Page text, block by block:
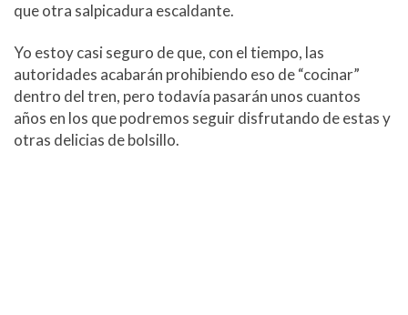
que otra salpicadura escaldante.
Yo estoy casi seguro de que, con el tiempo, las
autoridades acabarán prohibiendo eso de “cocinar”
dentro del tren, pero todavía pasarán unos cuantos
años en los que podremos seguir disfrutando de estas y
otras delicias de bolsillo.